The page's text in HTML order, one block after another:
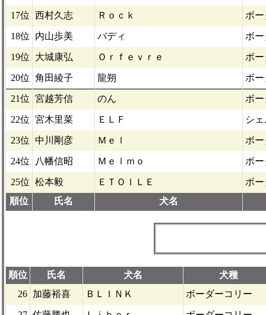
17位 西村久志 Ｒｏｃｋ ボ
18位 内山歩美 バディ ボ
19位 大城康弘 Ｏｒｆｅｖｒｅ ボ
20位 角田綾子 龍朔 ボ
21位 宮越芳信 のん ボ
22位 宮木里菜 ＥＬＦ シ
23位 中川剛彦 Ｍｅｌ ボ
24位 八幡信昭 Ｍｅｌｍｏ ボ
25位 松本毅 ＥＴＯＩＬＥ
ボ
順位
氏名 犬名
順位 氏名 犬名
犬種
26 加藤裕喜 ＢＬＩＮＫ ボーダーコリー